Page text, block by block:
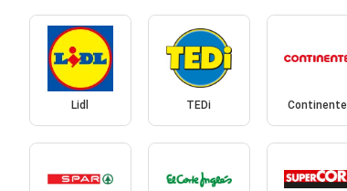
Lidl TEDi Continente